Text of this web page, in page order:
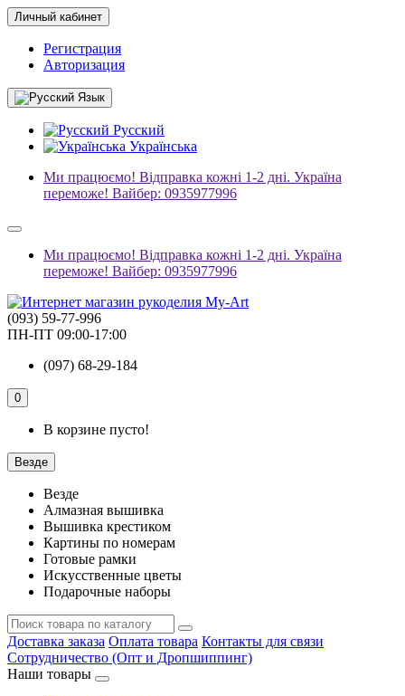
Личный кабинет
Регистрация
Авторизация
Язык
Русский
Українська
Ми працюємо! Відправка кожні 1-2 дні. Україна
переможе! Вайбер: 0935977996
Ми працюємо! Відправка кожні 1-2 дні. Україна
переможе! Вайбер: 0935977996
(093) 59-77-996
ПН-ПТ 09:00-17:00
(097) 68-29-184
0
В корзине пусто!
Везде
Везде
Алмазная вышивка
Вышивка крестиком
Картины по номерам
Готовые рамки
Искусственные цветы
Подарочные наборы
Доставка заказа Оплата товара Контакты для связи
Сотрудничество (Опт и Дропшиппинг)
Наши товары